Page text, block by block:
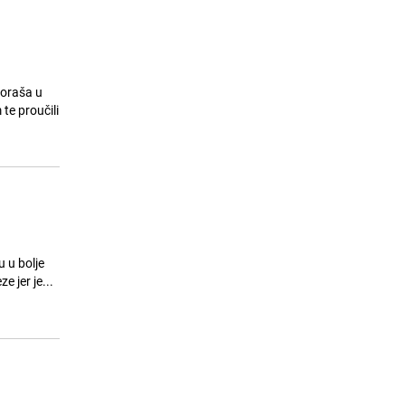
u
te proučili
u bolje
jer je...